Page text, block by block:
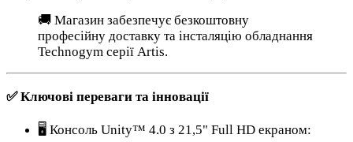
🚚 Магазин забезпечує безкоштовну
професійну доставку та інсталяцію обладнання
Technogym серії Artis.
✅ Ключові переваги та інновації
🖥️ Консоль Unity™ 4.0 з 21,5" Full HD екраном: